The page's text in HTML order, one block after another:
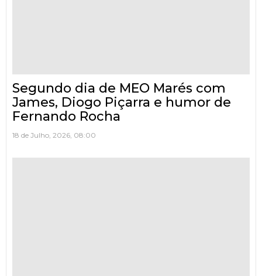
Segundo dia de MEO Marés com
James, Diogo Piçarra e humor de
Fernando Rocha
18 de Julho, 2026, 08:00